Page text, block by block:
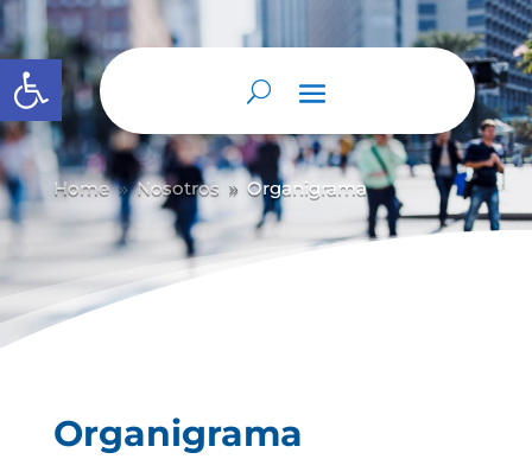
Abrir barra de herramientas
Home 9 Nosotros 9 Organigrama
Organigrama